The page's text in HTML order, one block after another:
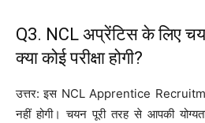
Q3. NCL अप्रेंटिस के लिए
क्या कोई परीक्षा होगी?
उत्तर: इस NCL Apprentice
नहीं होगी। चयन पूरी तरह से आपकी योग्यता